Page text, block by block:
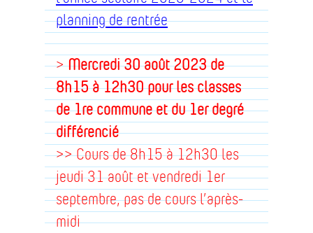
planning de rentrée
>Mercredi 30 août2023 de
8h15 à 12h30 pour les classes
de 1re commune et du 1er degré
différencié
>> Cours de 8h15 à 12h30 les
jeudi 31 août et vendredi 1er
septembre, pas de cours l’après-
midi